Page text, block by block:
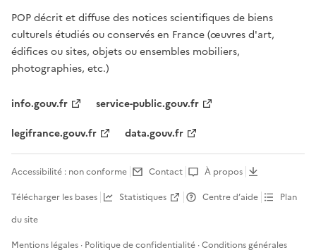
POP décrit et diffuse des notices scientifiques de biens
culturels étudiés ou conservés en France (œuvres d'art,
édifices ou sites, objets ou ensembles mobiliers,
photographies, etc.)
info.gouv.fr
service-public.gouv.fr
legifrance.gouv.fr
data.gouv.fr
Accessibilité : non conforme Contact
À propos
Télécharger les bases
Statistiques Centre d’aide
Plan
du site
Mentions légales · Politique de confidentialité ·Conditions générales